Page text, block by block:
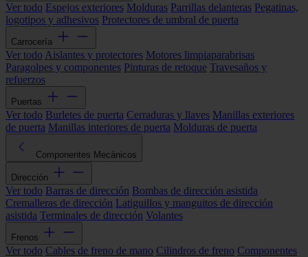
Ver todo Espejos exteriores Molduras Parrillas delanteras Pegatinas,
logotipos y adhesivos Protectores de umbral de puerta
Carrocería
Ver todo Aislantes y protectores Motores limpiaparabrisas
Paragolpes y componentes Pinturas de retoque Travesaños y
refuerzos
Puertas
Ver todo Burletes de puerta Cerraduras y llaves Manillas exteriores
de puerta Manillas interiores de puerta Molduras de puerta
Componentes Mecánicos
Dirección
Ver todo Barras de dirección Bombas de dirección asistida
Cremalleras de dirección Latiguillos y manguitos de dirección
asistida Terminales de dirección Volantes
Frenos
Ver todo Cables de freno de mano Cilindros de freno Componentes